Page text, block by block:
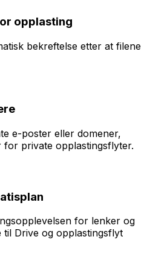
opplasting
bekreftelse etter at filene
e-poster eller domener,
for private opplastingsflyter.
for lenker og
til Drive og opplastingsflyt